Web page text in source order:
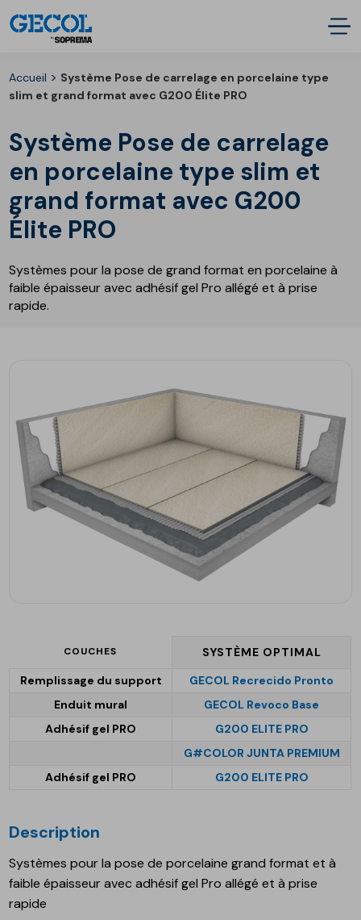
Accueil > Système Pose de carrelage en porcelaine type
slim et grand format avec G200 Élite PRO
Système Pose de carrelage
en porcelaine type slim et
grand format avec G200
Élite PRO
Systèmes pour la pose de grand format en porcelaine à
faible épaisseur avec adhésif gel Pro allégé et à prise
rapide.
COUCHES
SYSTÈME OPTIMAL
Remplissage du support
GECOL Recrecido Pronto
Enduit mural
GECOL Revoco Base
Adhésif gel PRO
G200 ELITE PRO
G#COLOR JUNTA PREMIUM
Adhésif gel PRO
G200 ELITE PRO
Description
Systèmes pour la pose de porcelaine grand format et à
faible épaisseur avec adhésif gel Pro allégé et à prise
rapide